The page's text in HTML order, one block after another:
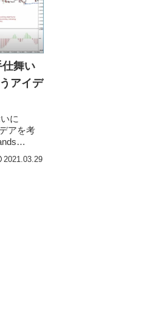
舞い
アイデ
に
アを考
替えで
と解説し
2021.03.29